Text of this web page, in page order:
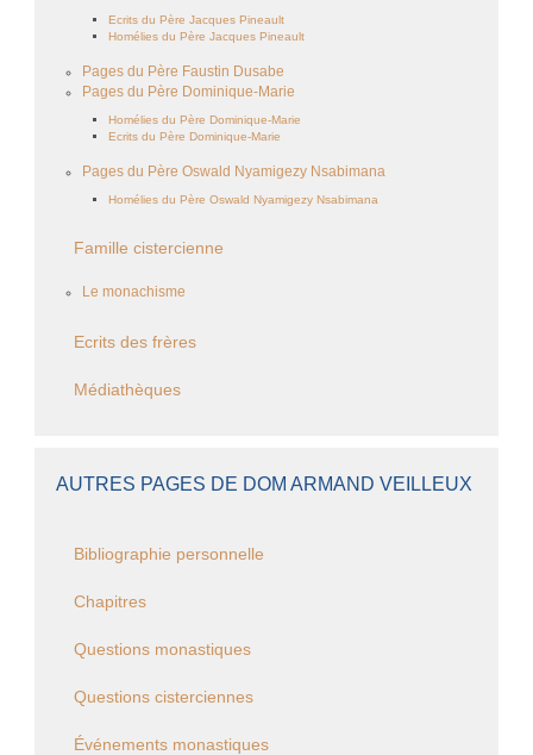
Ecrits du Père Jacques Pineault
Homélies du Père Jacques Pineault
Pages du Père Faustin Dusabe
Pages du Père Dominique-Marie
Homélies du Père Dominique-Marie
Ecrits du Père Dominique-Marie
Pages du Père Oswald Nyamigezy Nsabimana
Homélies du Père Oswald Nyamigezy Nsabimana
Famille cistercienne
Le monachisme
Ecrits des frères
Médiathèques
AUTRES PAGES DE DOM ARMAND VEILLEUX
Bibliographie personnelle
Chapitres
Questions monastiques
Questions cisterciennes
Événements monastiques